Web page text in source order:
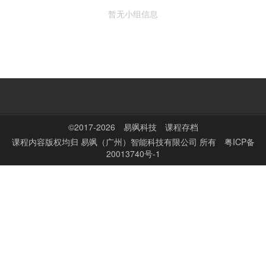
暂无小组信息
©2017-2026 易飒科技
课程存档
课程内容版权均归 易飒（广州）智能科技有限公司 所有
粤ICP备
20013740号-1